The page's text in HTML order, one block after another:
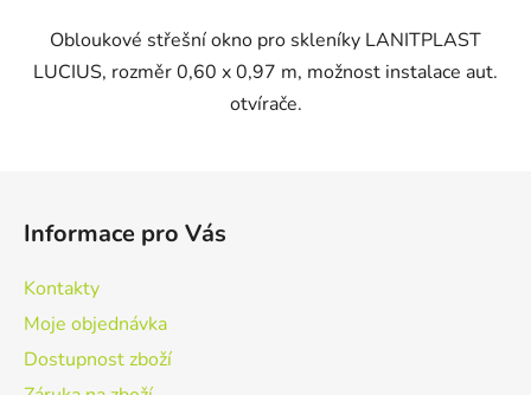
Obloukové střešní okno pro skleníky LANITPLAST
LUCIUS, rozměr 0,60 x 0,97 m, možnost instalace aut.
otvírače.
Informace pro Vás
Kontakty
Moje objednávka
Dostupnost zboží